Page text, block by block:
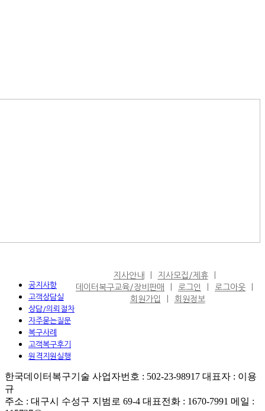
공지사항
고객상담실
상담/의뢰절차
자주묻는질문
복구사례
고객복구후기
원격지원실행
지사안내
지사모집/제휴
데이터복구교육/장비판매
로그인
로그아웃
회원가입
회원정보
한국데이터복구기술 사업자번호 : 502-23-98917 대표자 : 이용
규
주소 : 대구시 수성구 지범로 69-4 대표전화 : 1670-7991 메일 :